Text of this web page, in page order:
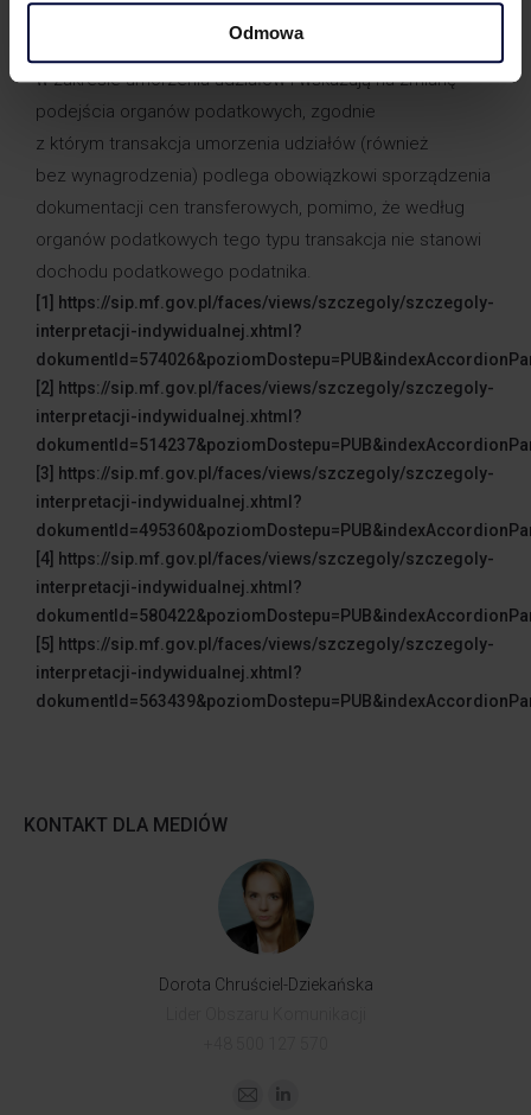
Odmowa
w zakresie umorzenia udziałów i wskazują na zmianę
podejścia organów podatkowych, zgodnie
z którym transakcja umorzenia udziałów (również
bez wynagrodzenia) podlega obowiązkowi sporządzenia
dokumentacji cen transferowych, pomimo, że według
organów podatkowych tego typu transakcja nie stanowi
dochodu podatkowego podatnika.
[1] https://sip.mf.gov.pl/faces/views/szczegoly/szczegoly-
interpretacji-indywidualnej.xhtml?
[2] https://sip.mf.gov.pl/faces/views/szczegoly/szczegoly-
interpretacji-indywidualnej.xhtml?
[3] https://sip.mf.gov.pl/faces/views/szczegoly/szczegoly-
interpretacji-indywidualnej.xhtml?
[4] https://sip.mf.gov.pl/faces/views/szczegoly/szczegoly-
interpretacji-indywidualnej.xhtml?
[5] https://sip.mf.gov.pl/faces/views/szczegoly/szczegoly-
interpretacji-indywidualnej.xhtml?
KONTAKT DLA MEDIÓW
Dorota Chruściel-Dziekańska